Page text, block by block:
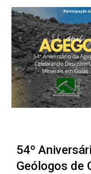
54º
Geólogos de